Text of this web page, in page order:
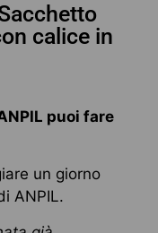
calice in
puoi fare
un giorno
ANPIL.